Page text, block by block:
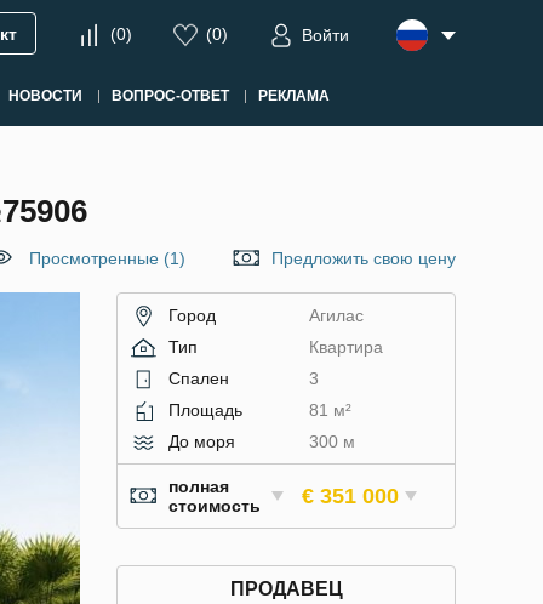
(0) (0) Войти
НОВОСТИ ВОПРОС-ОТВЕТ РЕКЛАМА
Просмотренные (1) Предложить свою цену
Город
Агилас
Тип
Квартира
Спален
3
Площадь
81 м²
До моря
300 м
полная
стоимость
€ 351 000
ПРОДАВЕЦ